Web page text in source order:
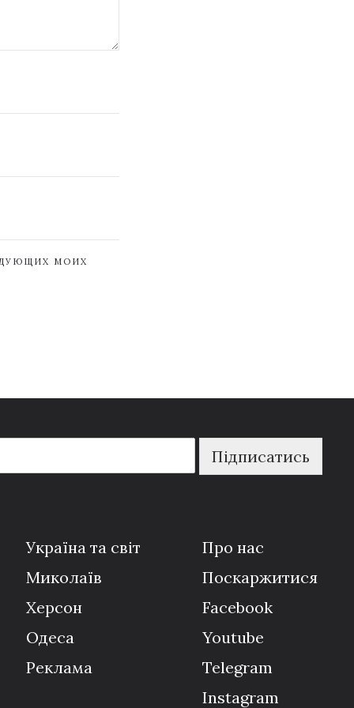
МОИХ
Підписатись
Україна та світ
Миколаїв
Херсон
Одеса
Реклама
Про нас
Поскаржитися
Facebook
Youtube
Telegram
Instagram